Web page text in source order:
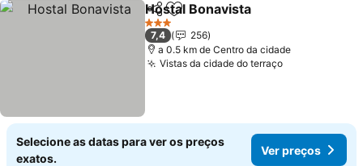
PartilharAdicionar aos favoritos
Hostal Bonavista
3 Estrelas
7,4
256
a 0.5 km de Centro da cidade
Vistas da cidade do terraçoVer preços
Selecione as datas para ver os preços
exatos.
Ver preços